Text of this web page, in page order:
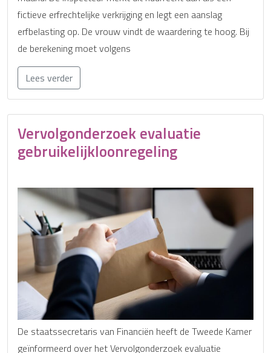
fictieve erfrechtelijke verkrijging en legt een aanslag
erfbelasting op. De vrouw vindt de waardering te hoog. Bij
de berekening moet volgens
Lees verder
Vervolgonderzoek evaluatie
gebruikelijkloonregeling
De staatssecretaris van Financiën heeft de Tweede Kamer
geïnformeerd over het Vervolgonderzoek evaluatie